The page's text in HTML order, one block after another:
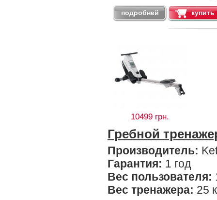
подробней купить
10499 грн.
Гребной
Производитель:
Гарантия: 1 год
Вес пользователя:
Вес тренажера: 25